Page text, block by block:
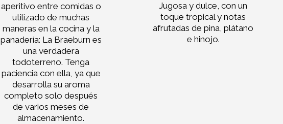
aperitivo entre comidas o
utilizado de muchas
maneras en la cocina y la
panadería: La Braeburn es
una verdadera
todoterreno. Tenga
paciencia con ella, ya que
desarrolla su aroma
completo solo después
de varios meses de
almacenamiento.
Jugosa y dulce, con un
toque tropical y notas
afrutadas de pina, plátano
e hinojo.